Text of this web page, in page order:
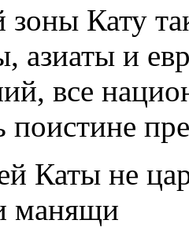
Кату
азиаты и
все
поистине
Каты не
манящи